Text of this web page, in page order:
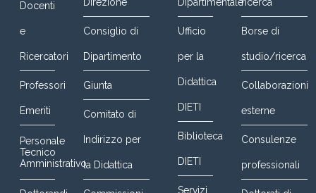
Docenti
e
Ricercatori
Professori
Emeriti
Personale
Tecnico
Amministrativo
Consiglio di
Dipartimento
Giunta
Comitato di
Indirizzo per
la Didattica
Ufficio
per la
Didattica
DIETI
Biblioteca
DIETI
Servizi
Borse di
studio/ricerca
Collaborazioni
esterne
Consulenze
professionali